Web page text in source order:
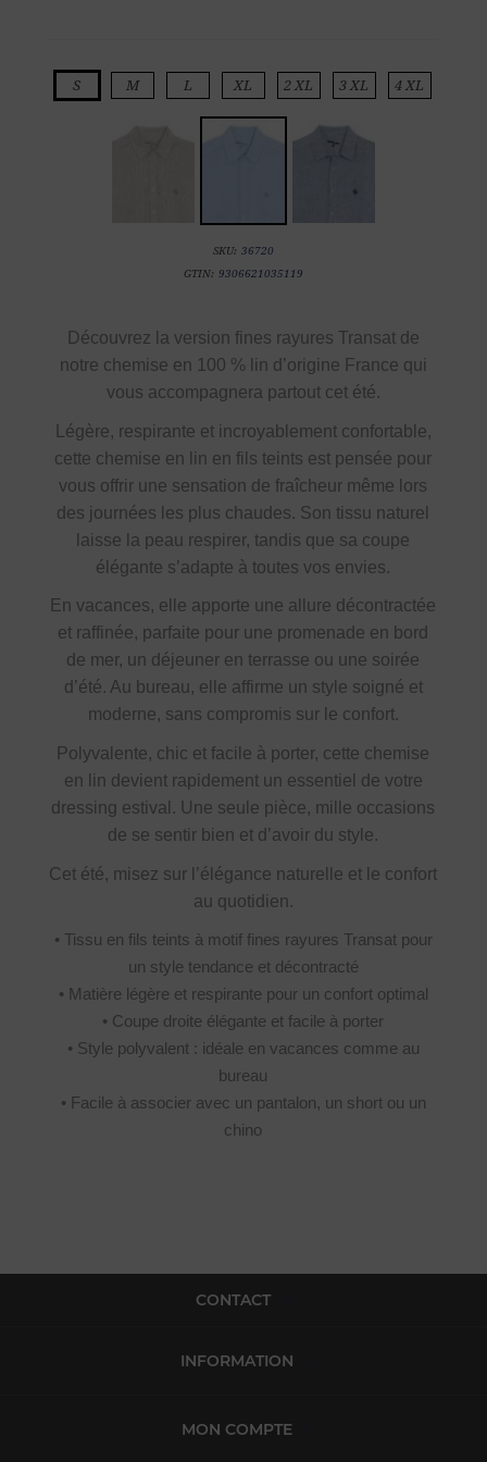
S M L XL 2 XL 3 XL 4 XL
SKU: 36720
GTIN: 9306621035119
Découvrez la version fines rayures Transat de
notre chemise en 100 % lin d’origine France qui
vous accompagnera partout cet été.
Légère, respirante et incroyablement confortable,
cette chemise en lin en fils teints est pensée pour
vous offrir une sensation de fraîcheur même lors
des journées les plus chaudes. Son tissu naturel
laisse la peau respirer, tandis que sa coupe
élégante s’adapte à toutes vos envies.
En vacances, elle apporte une allure décontractée
et raffinée, parfaite pour une promenade en bord
de mer, un déjeuner en terrasse ou une soirée
d’été. Au bureau, elle affirme un style soigné et
moderne, sans compromis sur le confort.
Polyvalente, chic et facile à porter, cette chemise
en lin devient rapidement un essentiel de votre
dressing estival. Une seule pièce, mille occasions
de se sentir bien et d’avoir du style.
Cet été, misez sur l’élégance naturelle et le confort
au quotidien.
• Tissu en fils teints à motif fines rayures Transat pour
un style tendance et décontracté
• Matière légère et respirante pour un confort optimal
• Coupe droite élégante et facile à porter
• Style polyvalent : idéale en vacances comme au
bureau
• Facile à associer avec un pantalon, un short ou un
chino
CONTACT
INFORMATION
MON COMPTE